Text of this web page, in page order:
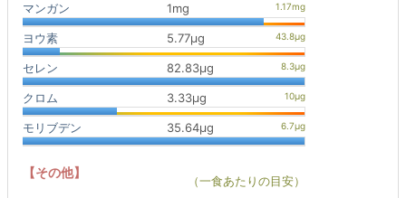
マンガン 1mg
ヨウ素 5.77μg
セレン 82.83μg
クロム 3.33μg
モリブデン 35.64μg
【その他】
（一食あたりの目安）